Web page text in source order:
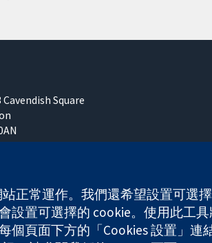
Cavendish Square
Kingdom
by guarantee (no. 03044323) registered
正常運作。我們還希望設置可選
設置可選擇的 cookie。使用此工
頁面下方的「Cookies 設置」連